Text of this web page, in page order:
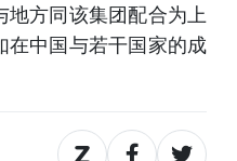
方同该集团配合为上
在中国与若干国家的成